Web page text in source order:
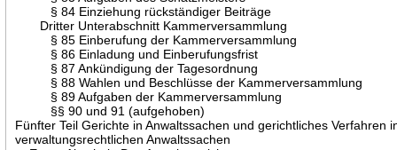
§ 84 Einziehung rückständiger Beiträge
Dritter Unterabschnitt Kammerversammlung
§ 85 Einberufung der Kammerversammlung
§ 86 Einladung und Einberufungsfrist
§ 87 Ankündigung der Tagesordnung
§ 88 Wahlen und Beschlüsse der Kammerversammlung
§ 89 Aufgaben der Kammerversammlung
§§ 90 und 91 (aufgehoben)
Fünfter Teil Gerichte in Anwaltssachen und gerichtliches Verfahren
verwaltungsrechtlichen Anwaltssachen